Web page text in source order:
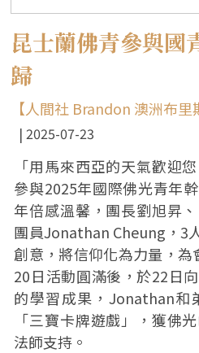
昆士蘭佛青參與
歸
【人間社 Brandon 澳洲布里
2025-07-23
「用馬來西亞的天氣歡迎
參與2025年國際佛光青年
年倍感溫馨，團長劉旭昇
團員Jonathan Cheung，3
創意，將信仰化為力量，
20日活動圓滿後，於22日
的學習成果，Jonathan和
「三寶卡牌遊戲」，獲佛
法師支持。